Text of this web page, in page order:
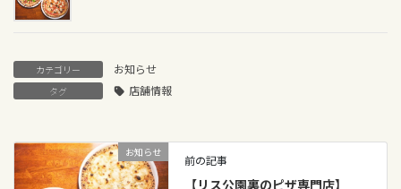
カテゴリー お知らせ
タグ 店舗情報
お知らせ
前の記事
【リス公園裏のピザ専門店】